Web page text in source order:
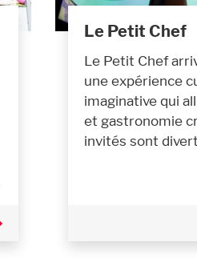
Le Petit Chef
Le Petit Chef
une expérience
imaginative qui
et gastronomie
invités sont